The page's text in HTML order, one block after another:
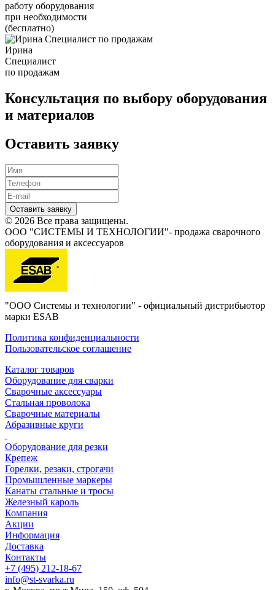
работу оборудования
при необходимости
(бесплатно)
Ирина
Специалист
по продажам
Консультация по выбору оборудования
и материалов
Оставить заявку
Оставить заявку
© 2026 Все права защищены.
ООО "СИСТЕМЫ И ТЕХНОЛОГИИ"- продажа сварочного
оборудования и аксессуаров
"ООО Системы и технологии" - официальный дистрибьютор
марки ESAB
Политика конфиденциальности
Пользовательское соглашение
Каталог товаров
Оборудование для сварки
Сварочные аксессуары
Стальная проволока
Сварочные материалы
Абразивные круги
Оборудование для резки
Крепеж
Горелки, резаки, строгачи
Промышленные маркеры
Канаты стальные и тросы
Железный кароль
Компания
Акции
Информация
Доставка
Контакты
+7 (495) 212-18-67
info@st-svarka.ru